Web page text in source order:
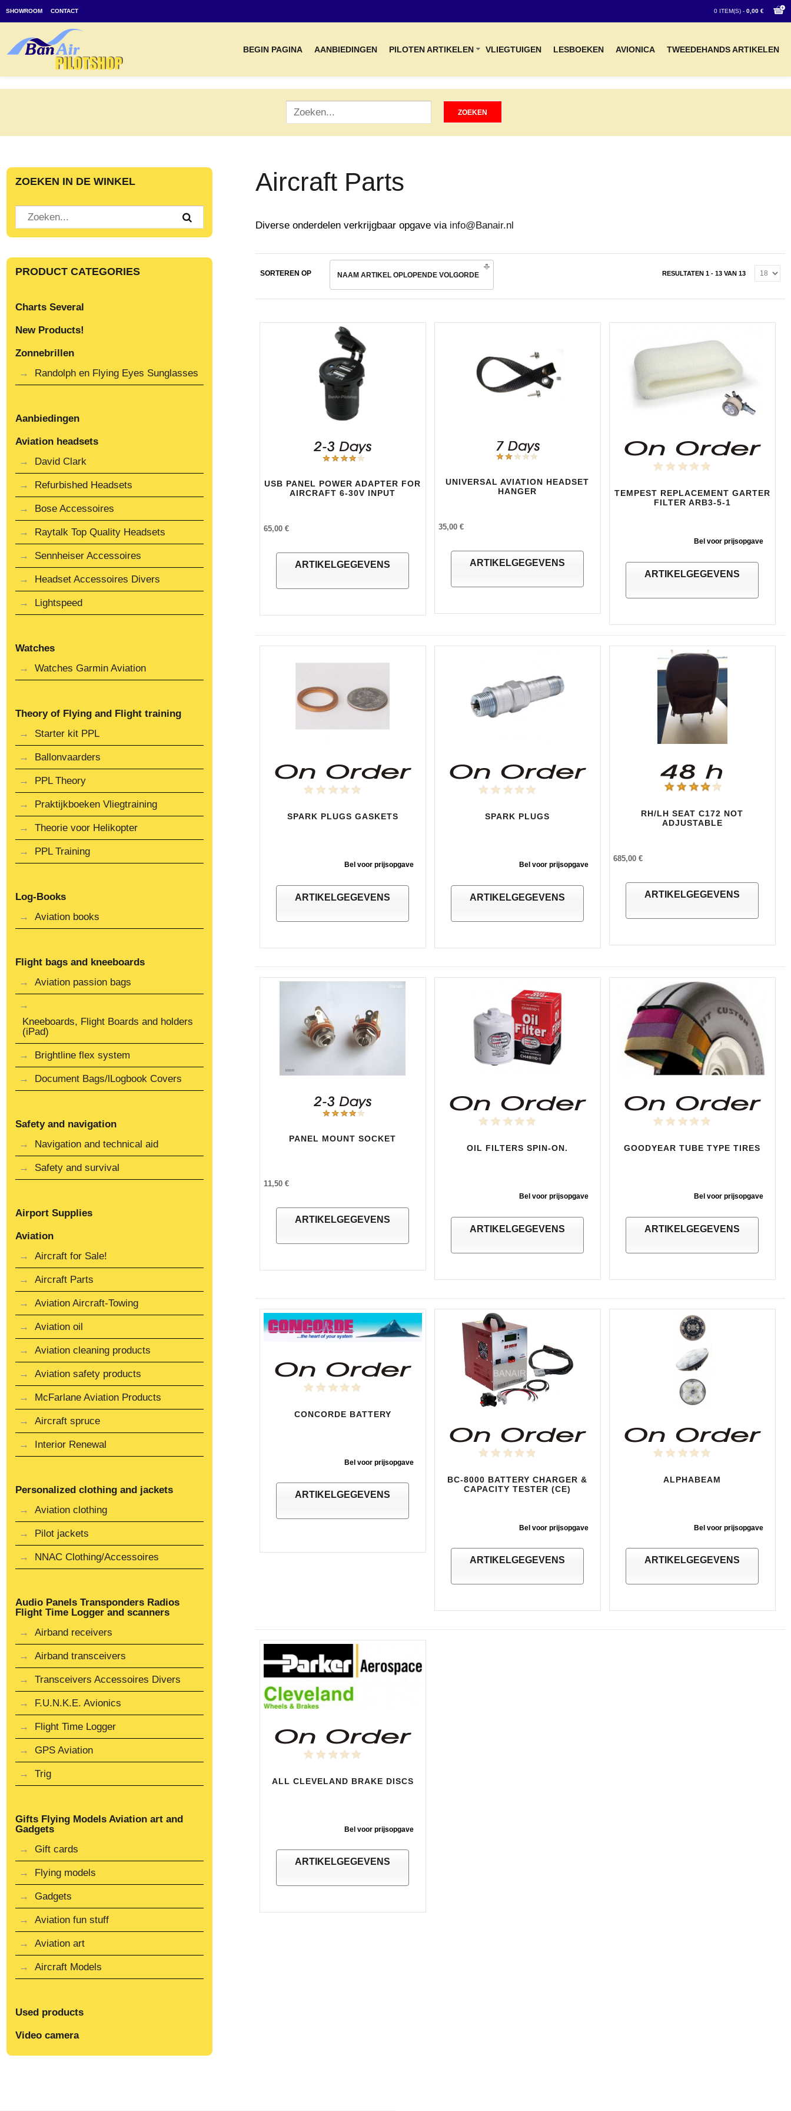
SHOWROOM CONTACT 0 ITEM(S) - 0,00 €
BEGIN PAGINA AANBIEDINGEN PILOTEN ARTIKELEN VLIEGTUIGEN LESBOEKEN AVIONICA TWEEDEHANDS ARTIKELEN
Aircraft Parts
Diverse onderdelen verkrijgbaar opgave via info@Banair.nl
SORTEREN OP NAAM ARTIKEL OPLOPENDE VOLGORDE RESULTATEN 1 - 13 VAN 13
USB PANEL POWER ADAPTER FOR
AIRCRAFT 6-30V INPUT
65,00 €
ARTIKELGEGEVENS
UNIVERSAL AVIATION HEADSET
HANGER
35,00 €
ARTIKELGEGEVENS
TEMPEST REPLACEMENT GARTER
FILTER ARB3-5-1
Bel voor prijsopgave
ARTIKELGEGEVENS
SPARK PLUGS GASKETS
Bel voor prijsopgave
ARTIKELGEGEVENS
SPARK PLUGS
Bel voor prijsopgave
ARTIKELGEGEVENS
RH/LH SEAT C172 NOT
ADJUSTABLE
685,00 €
ARTIKELGEGEVENS
PANEL MOUNT SOCKET
11,50 €
ARTIKELGEGEVENS
OIL FILTERS SPIN-ON.
Bel voor prijsopgave
ARTIKELGEGEVENS
GOODYEAR TUBE TYPE TIRES
Bel voor prijsopgave
ARTIKELGEGEVENS
CONCORDE BATTERY
Bel voor prijsopgave
ARTIKELGEGEVENS
BC-8000 BATTERY CHARGER &
CAPACITY TESTER (CE)
Bel voor prijsopgave
ARTIKELGEGEVENS
ALPHABEAM
Bel voor prijsopgave
ARTIKELGEGEVENS
ALL CLEVELAND BRAKE DISCS
Bel voor prijsopgave
ARTIKELGEGEVENS
ZOEKEN IN DE WINKEL
PRODUCT CATEGORIES
Charts Several
New Products!
Zonnebrillen
Randolph en Flying Eyes Sunglasses
Aanbiedingen
Aviation headsets
David Clark
Refurbished Headsets
Bose Accessoires
Raytalk Top Quality Headsets
Sennheiser Accessoires
Headset Accessoires Divers
Lightspeed
Watches
Watches Garmin Aviation
Theory of Flying and Flight training
Starter kit PPL
Ballonvaarders
PPL Theory
Praktijkboeken Vliegtraining
Theorie voor Helikopter
PPL Training
Log-Books
Aviation books
Flight bags and kneeboards
Aviation passion bags
Kneeboards, Flight Boards and holders
(iPad)
Brightline flex system
Document Bags/lLogbook Covers
Safety and navigation
Navigation and technical aid
Safety and survival
Airport Supplies
Aviation
Aircraft for Sale!
Aircraft Parts
Aviation Aircraft-Towing
Aviation oil
Aviation cleaning products
Aviation safety products
McFarlane Aviation Products
Aircraft spruce
Interior Renewal
Personalized clothing and jackets
Aviation clothing
Pilot jackets
NNAC Clothing/Accessoires
Audio Panels Transponders Radios
Flight Time Logger and scanners
Airband receivers
Airband transceivers
Transceivers Accessoires Divers
F.U.N.K.E. Avionics
Flight Time Logger
GPS Aviation
Trig
Gifts Flying Models Aviation art and
Gadgets
Gift cards
Flying models
Gadgets
Aviation fun stuff
Aviation art
Aircraft Models
Used products
Video camera